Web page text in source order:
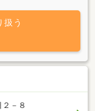
、どうぞお気軽
申し上げておりま
扱う
－８